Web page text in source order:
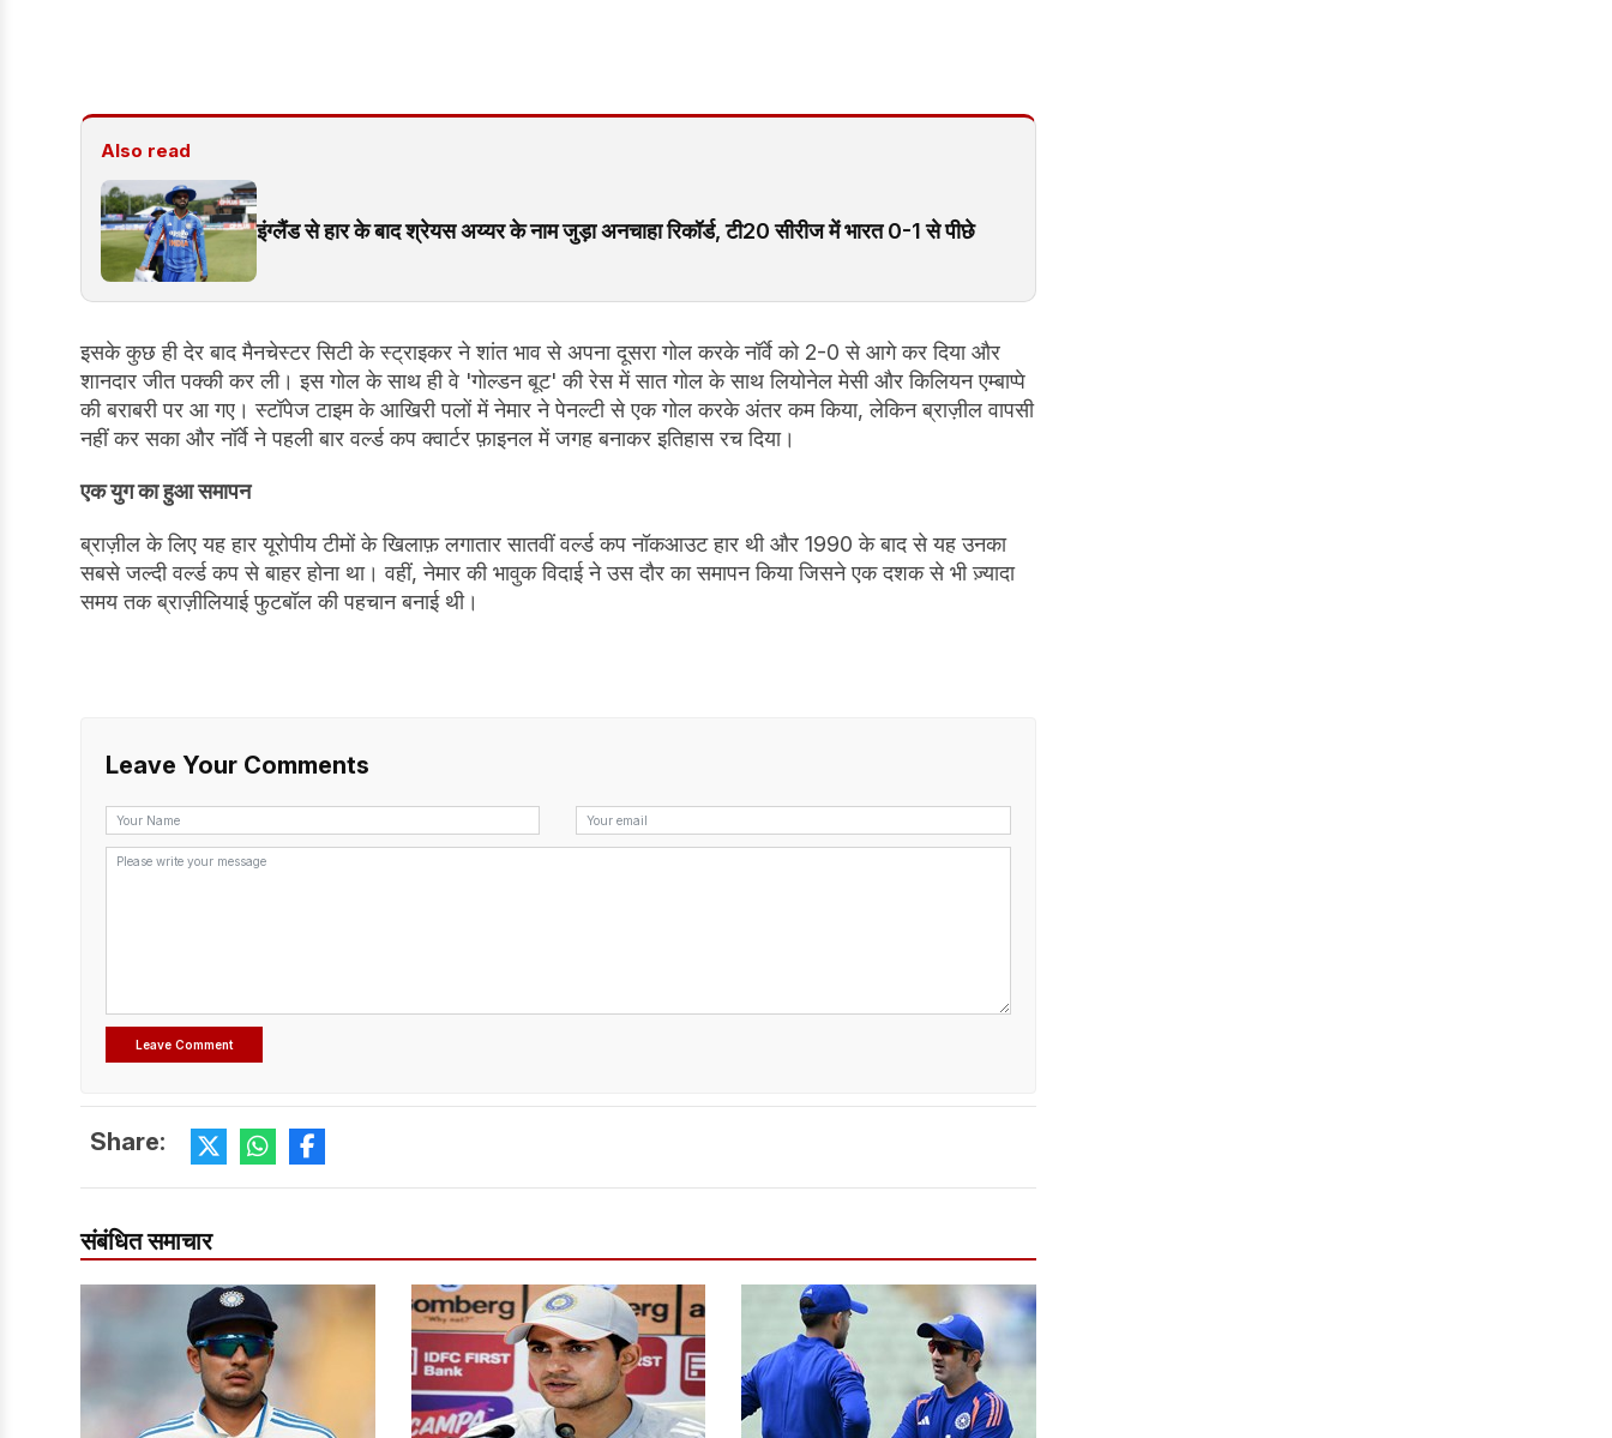
Also read
इंग्लैंड से हार के बाद श्रेयस अय्यर के नाम जुड़ा अनचाहा रिकॉर्ड, टी20 सीरीज में भारत 0-1 से पीछे
इसके कुछ ही देर बाद मैनचेस्टर सिटी के स्ट्राइकर ने शांत भाव से अपना दूसरा गोल करके नॉर्वे को 2-0 से आगे कर दिया और
शानदार जीत पक्की कर ली। इस गोल के साथ ही वे 'गोल्डन बूट' की रेस में सात गोल के साथ लियोनेल मेसी और किलियन एम्बाप्पे
की बराबरी पर आ गए। स्टॉपेज टाइम के आखिरी पलों में नेमार ने पेनल्टी से एक गोल करके अंतर कम किया, लेकिन ब्राज़ील वापसी
नहीं कर सका और नॉर्वे ने पहली बार वर्ल्ड कप क्वार्टर फ़ाइनल में जगह बनाकर इतिहास रच दिया।
एक युग का हुआ समापन
ब्राज़ील के लिए यह हार यूरोपीय टीमों के खिलाफ़ लगातार सातवीं वर्ल्ड कप नॉकआउट हार थी और 1990 के बाद से यह उनका
सबसे जल्दी वर्ल्ड कप से बाहर होना था। वहीं, नेमार की भावुक विदाई ने उस दौर का समापन किया जिसने एक दशक से भी ज़्यादा
समय तक ब्राज़ीलियाई फुटबॉल की पहचान बनाई थी।
Leave Your Comments
Share:
संबंधित समाचार